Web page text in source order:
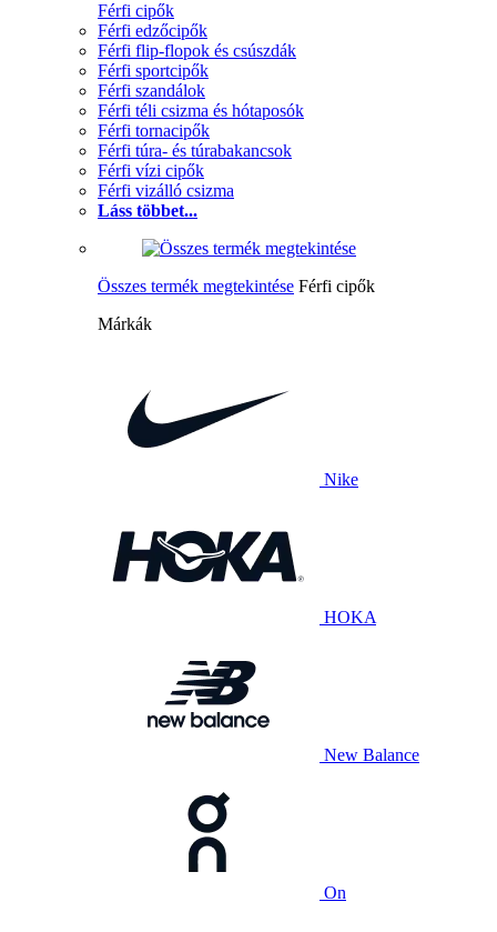
Férfi cipők
Férfi edzőcipők
Férfi flip-flopok és csúszdák
Férfi sportcipők
Férfi szandálok
Férfi téli csizma és hótaposók
Férfi tornacipők
Férfi túra- és túrabakancsok
Férfi vízi cipők
Férfi vizálló csizma
Láss többet...
Összes termék megtekintése Férfi cipők
Márkák
Nike
HOKA
New Balance
On